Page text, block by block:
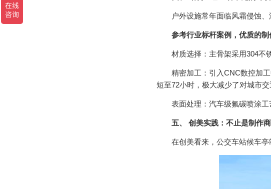
户外设施常年面临风霜侵蚀、
参考行业标杆案例，优质的制
材质选择：主骨架采用304不锈
精密加工：引入CNC数控加工
短至72小时，极大减少了对城市交
表面处理：汽车级氟碳喷涂工
五、 创美实践：不止是制作
在创美看来，公交车站候车亭